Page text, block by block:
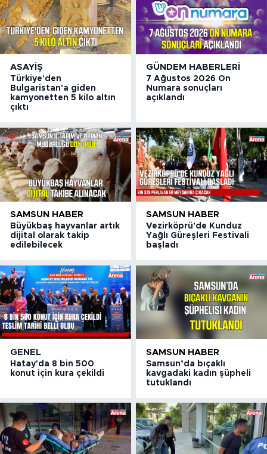
ASAYIŞ
Türkiye'den
Bulgaristan'a giden
kamyonetten 5 kilo altın
çıktı
GÜNDEM HABERLERI
7 Ağustos 2026 On
Numara sonuçları
açıklandı
SAMSUN HABER
Büyükbaş hayvanlar artık
dijital olarak takip
edilebilecek
SAMSUN HABER
Vezirköprü'de Kunduz
Yağlı Güreşleri Festivali
başladı
GENEL
Hatay'da 8 bin 500
konut için kura çekildi
SAMSUN HABER
Samsun’da bıçaklı
kavgadaki kadın şüpheli
tutuklandı